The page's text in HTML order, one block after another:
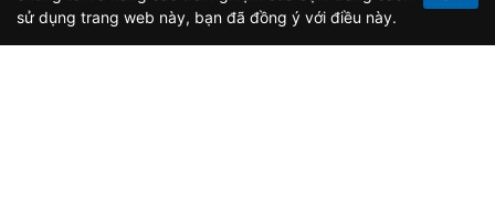
sử dụng trang web này, bạn đã đồng ý với điều này.